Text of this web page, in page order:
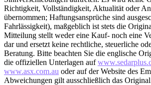
Richtigkeit, Vollständigkeit, Aktualität oder
übernommen; Haftungsansprüche sind
Fahrlässigkeit), maßgeblich ist stets die
Mitteilung stellt weder eine Kauf- noch eine
dar und ersetzt keine rechtliche, steuerliche
Beratung. Bitte beachten Sie die englische
die offiziellen Unterlagen auf
www.asx.com.au oder auf der Website des
Abweichungen gilt ausschließlich das